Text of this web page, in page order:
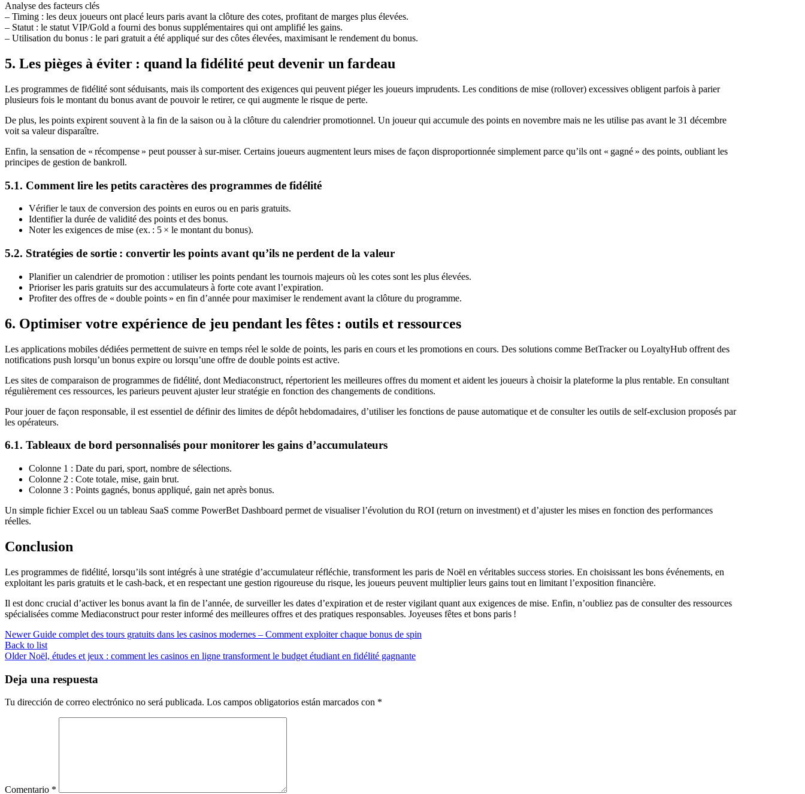
Analyse des facteurs clés
– Timing : les deux joueurs ont placé leurs paris avant la clôture des cotes, profitant de marges plus élevées.
– Statut : le statut VIP/Gold a fourni des bonus supplémentaires qui ont amplifié les gains.
– Utilisation du bonus : le pari gratuit a été appliqué sur des côtes élevées, maximisant le rendement du bonus.
5. Les pièges à éviter : quand la fidélité peut devenir un fardeau
Les programmes de fidélité sont séduisants, mais ils comportent des exigences qui peuvent piéger les joueurs imprudents. Les conditions de mise (rollover) excessives obligent parfois à parier
plusieurs fois le montant du bonus avant de pouvoir le retirer, ce qui augmente le risque de perte.
De plus, les points expirent souvent à la fin de la saison ou à la clôture du calendrier promotionnel. Un joueur qui accumule des points en novembre mais ne les utilise pas avant le 31 décembre
voit sa valeur disparaître.
Enfin, la sensation de « récompense » peut pousser à sur‑miser. Certains joueurs augmentent leurs mises de façon disproportionnée simplement parce qu’ils ont « gagné » des points, oubliant les
principes de gestion de bankroll.
5.1. Comment lire les petits caractères des programmes de fidélité
Vérifier le taux de conversion des points en euros ou en paris gratuits.
Identifier la durée de validité des points et des bonus.
Noter les exigences de mise (ex. : 5 × le montant du bonus).
5.2. Stratégies de sortie : convertir les points avant qu’ils ne perdent de la valeur
Planifier un calendrier de promotion : utiliser les points pendant les tournois majeurs où les cotes sont les plus élevées.
Prioriser les paris gratuits sur des accumulateurs à forte cote avant l’expiration.
Profiter des offres de « double points » en fin d’année pour maximiser le rendement avant la clôture du programme.
6. Optimiser votre expérience de jeu pendant les fêtes : outils et ressources
Les applications mobiles dédiées permettent de suivre en temps réel le solde de points, les paris en cours et les promotions en cours. Des solutions comme BetTracker ou LoyaltyHub offrent des
notifications push lorsqu’un bonus expire ou lorsqu’une offre de double points est active.
Les sites de comparaison de programmes de fidélité, dont Mediaconstruct, répertorient les meilleures offres du moment et aident les joueurs à choisir la plateforme la plus rentable. En consultant
régulièrement ces ressources, les parieurs peuvent ajuster leur stratégie en fonction des changements de conditions.
Pour jouer de façon responsable, il est essentiel de définir des limites de dépôt hebdomadaires, d’utiliser les fonctions de pause automatique et de consulter les outils de self‑exclusion proposés par
les opérateurs.
6.1. Tableaux de bord personnalisés pour monitorer les gains d’accumulateurs
Colonne 1 : Date du pari, sport, nombre de sélections.
Colonne 2 : Cote totale, mise, gain brut.
Colonne 3 : Points gagnés, bonus appliqué, gain net après bonus.
Un simple fichier Excel ou un tableau SaaS comme PowerBet Dashboard permet de visualiser l’évolution du ROI (return on investment) et d’ajuster les mises en fonction des performances
réelles.
Conclusion
Les programmes de fidélité, lorsqu’ils sont intégrés à une stratégie d’accumulateur réfléchie, transforment les paris de Noël en véritables success stories. En choisissant les bons événements, en
exploitant les paris gratuits et le cash‑back, et en respectant une gestion rigoureuse du risque, les joueurs peuvent multiplier leurs gains tout en limitant l’exposition financière.
Il est donc crucial d’activer les bonus avant la fin de l’année, de surveiller les dates d’expiration et de rester vigilant quant aux exigences de mise. Enfin, n’oubliez pas de consulter des ressources
spécialisées comme Mediaconstruct pour rester informé des meilleures offres et des pratiques responsables. Joyeuses fêtes et bons paris !
Newer Guide complet des tours gratuits dans les casinos modernes – Comment exploiter chaque bonus de spin
Back to list
Older Noël, études et jeux : comment les casinos en ligne transforment le budget étudiant en fidélité gagnante
Deja una respuesta
Tu dirección de correo electrónico no será publicada. Los campos obligatorios están marcados con *
Comentario *